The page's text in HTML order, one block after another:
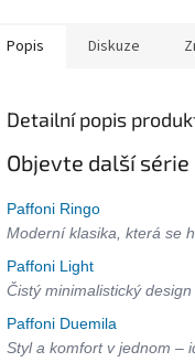
Popis Diskuze
Detailní popis
Objevte další
Paffoni Ringo
Moderní klasika, která se
Paffoni Light
Čistý minimalistický
Paffoni Duemila
Styl a komfort v jednom –